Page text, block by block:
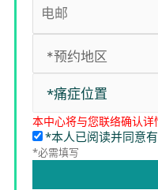
*痛症位置
本中心将与您联络确认详
*本人已阅读并同意
*必需填写